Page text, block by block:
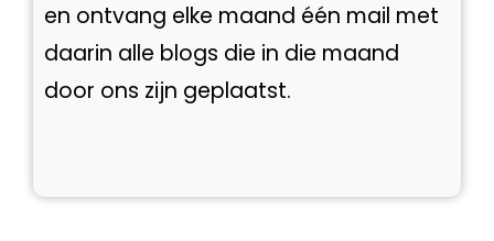
en ontvang elke maand één mail met
daarin alle blogs die in die maand
door ons zijn geplaatst.